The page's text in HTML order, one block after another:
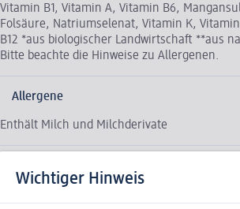
Vitamin B1, Vitamin A, Vitamin B6,
Folsäure, Natriumselenat, Vitamin K,
B12 *aus biologischer Landwirtschaft **aus
Bitte beachte die Hinweise zu Allergenen.
Allergene
Enthält Milch und Milchderivate
Wichtiger Hinweis